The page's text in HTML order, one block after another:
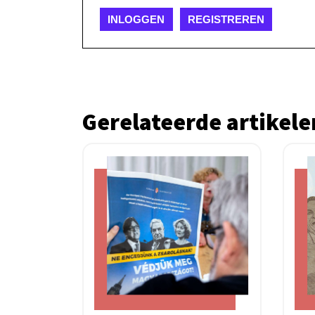
INLOGGEN REGISTREREN
Gerelateerde